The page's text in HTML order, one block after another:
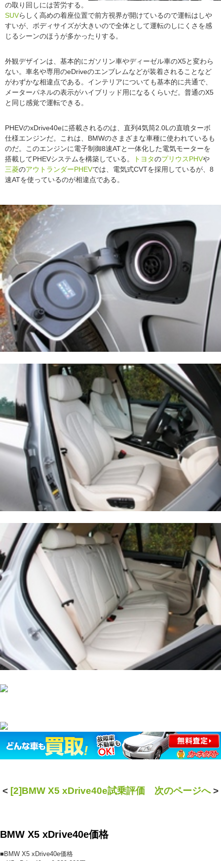
の取り回しには苦労する。
SUVらしく高めの着座位置で前方視界が開けているので運転はしや
すいが、ボディサイズが大きいので全体として運転のしにくさを感
じるシーンのほうが多かったりする。
外観デザインは、基本的にガソリン車やディーゼル車のX5と変わら
ない。車名や専用のeDriveのエンブレムなどが装着されることなど
がわずかな相違点である。インテリアについても基本的に共通で、
メーターパネルの表示がハイブリッド用になるくらいだ。普通のX5
と同じ感覚で運転できる。
PHEVのxDrive40eに搭載されるのは、直列4気筒2.0Lの直噴ターボ
仕様エンジンだ。これは、BMWのさまざまな車種に使われているも
のだ。このエンジンに電子制御8速ATと一体化した電気モーターを
搭載してPHEVシステムを構築している。
トヨタのプリウスPHVや
三菱のアウトランダーPHEVでは、電気式CVTを採用しているが、8
速ATを使っているのが相違点である。
< [2]BMW X5 xDrive40e試乗評価 次のページへ>
BMW X5 xDrive40e価格
■BMW X5 xDrive40e価格